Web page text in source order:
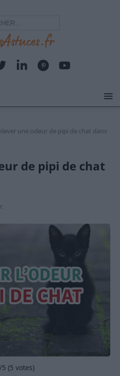
une odeur de pipi de chat dans
de pipi de chat
/5 (5 votes)